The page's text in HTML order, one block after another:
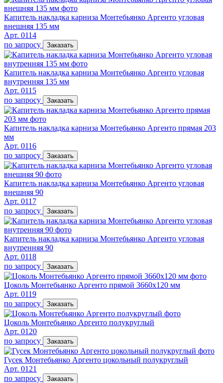
Капитель накладка карниза Монтебьянко Аргенто угловая
внешняя 135 мм
Арт. 0114
по запросу
Заказать
Капитель накладка карниза Монтебьянко Аргенто угловая
внутренняя 135 мм
Арт. 0115
по запросу
Заказать
Капитель накладка карниза Монтебьянко Аргенто прямая 203
мм
Арт. 0116
по запросу
Заказать
Капитель накладка карниза Монтебьянко Аргенто угловая
внешняя 90
Арт. 0117
по запросу
Заказать
Капитель накладка карниза Монтебьянко Аргенто угловая
внутренняя 90
Арт. 0118
по запросу
Заказать
Цоколь Монтебьянко Аргенто прямой 3660х120 мм
Арт. 0119
по запросу
Заказать
Цоколь Монтебьянко Аргенто полукруглый
Арт. 0120
по запросу
Заказать
Гусек Монтебьянко Аргенто цокольный полукруглый
Арт. 0121
по запросу
Заказать